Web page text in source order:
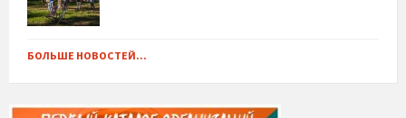
БОЛЬШЕ НОВОСТЕЙ...